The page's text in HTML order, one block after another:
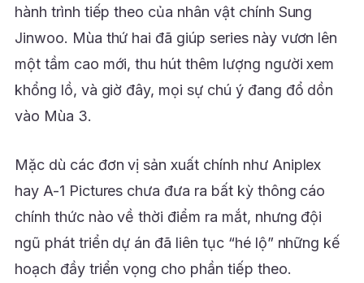
hành trình tiếp theo của nhân vật chính Sung
Jinwoo. Mùa thứ hai đã giúp series này vươn lên
một tầm cao mới, thu hút thêm lượng người xem
khổng lồ, và giờ đây, mọi sự chú ý đang đổ dồn
vào Mùa 3.
Mặc dù các đơn vị sản xuất chính như Aniplex
hay A-1 Pictures chưa đưa ra bất kỳ thông cáo
chính thức nào về thời điểm ra mắt, nhưng đội
ngũ phát triển dự án đã liên tục “hé lộ” những kế
hoạch đầy triển vọng cho phần tiếp theo.